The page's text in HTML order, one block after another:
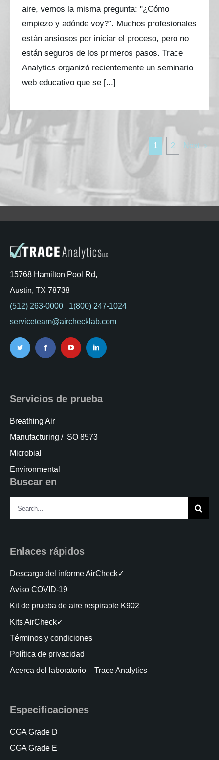
aire, vemos la misma pregunta: "¿Cómo
empiezo y adónde voy?". Muchos profesionales
están ansiosos por iniciar el proceso, pero no
están seguros de los primeros pasos. Trace
Analytics organizó recientemente un seminario
web educativo que se [...]
1 2 Next
15768 Hamilton Pool Rd,
Austin, TX 78738
(512) 263-0000| 1(800) 247-1024
serviceteam@airchecklab.com
Servicios de prueba
Breathing Air
Manufacturing / ISO 8573
Microbial
Environmental
Buscar en
Search
for:
Enlaces rápidos
Descarga del informe AirCheck✓
Aviso COVID-19
Kit de prueba de aire respirable K902
Kits AirCheck✓
Términos y condiciones
Política de privacidad
Acerca del laboratorio – Trace Analytics
Especificaciones
CGA Grade D
CGA Grade E